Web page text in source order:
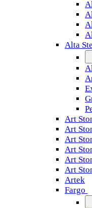
Alta
Art
Art
Art
Art
Art
Art
Artek
Fargo